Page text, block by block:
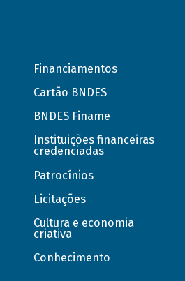
Financiamentos
Cartão BNDES
BNDES Finame
Instituições financeiras
credenciadas
Patrocínios
Licitações
Cultura e economia
criativa
Conhecimento